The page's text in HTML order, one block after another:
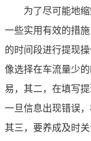
为了尽可能地
一些实用有效的措
的时间段进行提现
像选择在车流量少
易，其二，在填写
一旦信息出现错误
其三，要养成及时